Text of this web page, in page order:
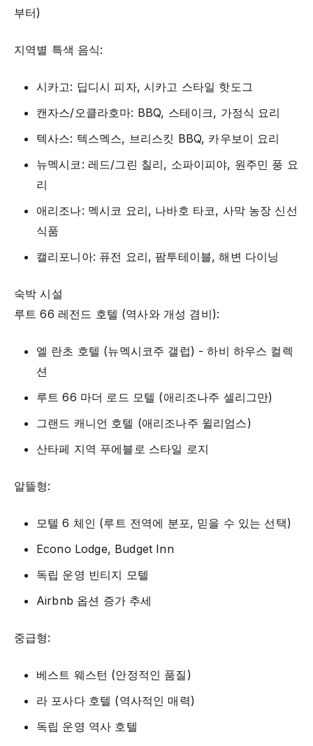
부터)
지역별 특색 음식:
시카고: 딥디시 피자, 시카고 스타일 핫도그
캔자스/오클라호마: BBQ, 스테이크, 가정식 요리
텍사스: 텍스멕스, 브리스킷 BBQ, 카우보이 요리
뉴멕시코: 레드/그린 칠리, 소파이피야, 원주민 풍 요
리
애리조나: 멕시코 요리, 나바호 타코, 사막 농장 신선
식품
캘리포니아: 퓨전 요리, 팜투테이블, 해변 다이닝
숙박 시설
루트 66 레전드 호텔 (역사와 개성 겸비):
엘 란초 호텔 (뉴멕시코주 갤럽) - 하비 하우스 컬렉
션
루트 66 마더 로드 모텔 (애리조나주 셀리그만)
그랜드 캐니언 호텔 (애리조나주 윌리엄스)
산타페 지역 푸에블로 스타일 로지
알뜰형:
모텔 6 체인 (루트 전역에 분포, 믿을 수 있는 선택)
Econo Lodge, Budget Inn
독립 운영 빈티지 모텔
Airbnb 옵션 증가 추세
중급형:
베스트 웨스턴 (안정적인 품질)
라 포사다 호텔 (역사적인 매력)
독립 운영 역사 호텔